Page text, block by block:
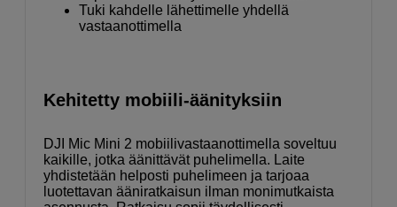
Tuki kahdelle lähettimelle yhdellä
vastaanottimella
Kehitetty mobiili-äänityksiin
DJI Mic Mini 2 mobiilivastaanottimella soveltuu
kaikille, jotka äänittävät puhelimella. Laite
yhdistetään helposti puhelimeen ja tarjoaa
luotettavan ääniratkaisun ilman monimutkaista